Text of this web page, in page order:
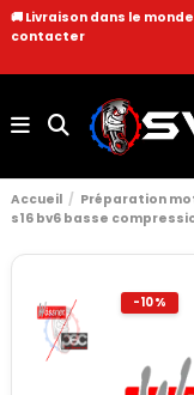
🚚 Livraison dans le
contacter
Accueil Préparation
s16 bv6 basse
-10%